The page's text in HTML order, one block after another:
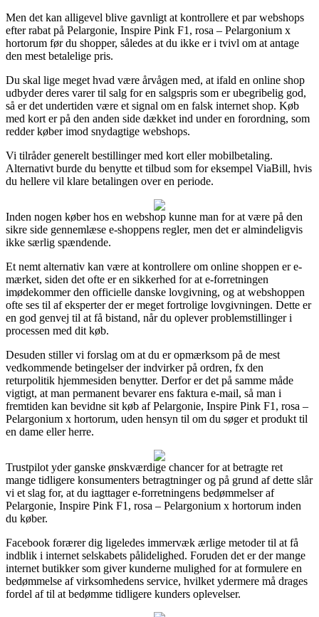
Men det kan alligevel blive gavnligt at kontrollere et par webshops
efter rabat på Pelargonie, Inspire Pink F1, rosa – Pelargonium x
hortorum før du shopper, således at du ikke er i tvivl om at antage
den mest betalelige pris.
Du skal lige meget hvad være årvågen med, at ifald en online shop
udbyder deres varer til salg for en salgspris som er ubegribelig god,
så er det undertiden være et signal om en falsk internet shop. Køb
med kort er på den anden side dækket ind under en forordning, som
redder køber imod snydagtige webshops.
Vi tilråder generelt bestillinger med kort eller mobilbetaling.
Alternativt burde du benytte et tilbud som for eksempel ViaBill, hvis
du hellere vil klare betalingen over en periode.
Inden nogen køber hos en webshop kunne man for at være på den
sikre side gennemlæse e-shoppens regler, men det er almindeligvis
ikke særlig spændende.
Et nemt alternativ kan være at kontrollere om online shoppen er e-
mærket, siden det ofte er en sikkerhed for at e-forretningen
imødekommer den officielle danske lovgivning, og at webshoppen
ofte ses til af eksperter der er meget fortrolige lovgivningen. Dette er
en god genvej til at få bistand, når du oplever problemstillinger i
processen med dit køb.
Desuden stiller vi forslag om at du er opmærksom på de mest
vedkommende betingelser der indvirker på ordren, fx den
returpolitik hjemmesiden benytter. Derfor er det på samme måde
vigtigt, at man permanent bevarer ens faktura e-mail, så man i
fremtiden kan bevidne sit køb af Pelargonie, Inspire Pink F1, rosa –
Pelargonium x hortorum, uden hensyn til om du søger et produkt til
en dame eller herre.
Trustpilot yder ganske ønskværdige chancer for at betragte ret
mange tidligere konsumenters betragtninger og på grund af dette slår
vi et slag for, at du iagttager e-forretningens bedømmelser af
Pelargonie, Inspire Pink F1, rosa – Pelargonium x hortorum inden
du køber.
Facebook forærer dig ligeledes immervæk ærlige metoder til at få
indblik i internet selskabets pålidelighed. Foruden det er der mange
internet butikker som giver kunderne mulighed for at formulere en
bedømmelse af virksomhedens service, hvilket ydermere må drages
fordel af til at bedømme tidligere kunders oplevelser.